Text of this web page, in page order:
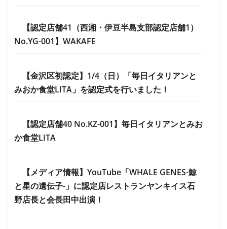
【認定店舗41（西湘・伊豆半島支部認定店舗1）
No.YG-001】WAKAFE
【金沢区初認定】1/4（日）「毎日イタリアンと
みおか食堂LITA」を認定式を行いました！
【認定店舗40 No.KZ-001】毎日イタリアンとみお
か食堂LITA
【メディア情報】YouTube「WHALE GENES-鯨
と星の遺伝子-」に認定店レストランヤンキイス石
野店長と会長田中出演！